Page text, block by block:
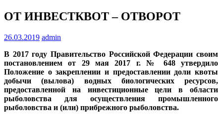
ОТ ИНВЕСТКВОТ – ОТВОРОТ
26.03.2019 admin
В 2017 году Правительство Российской Федерации своим
постановлением от 29 мая 2017 г. № 648 утвердило
Положение о закреплении и предоставлении доли квоты
добычи (вылова) водных биологических ресурсов,
предоставленной на инвестиционные цели в области
рыболовства для осуществления промышленного
рыболовства и (или) прибрежного рыболовства.